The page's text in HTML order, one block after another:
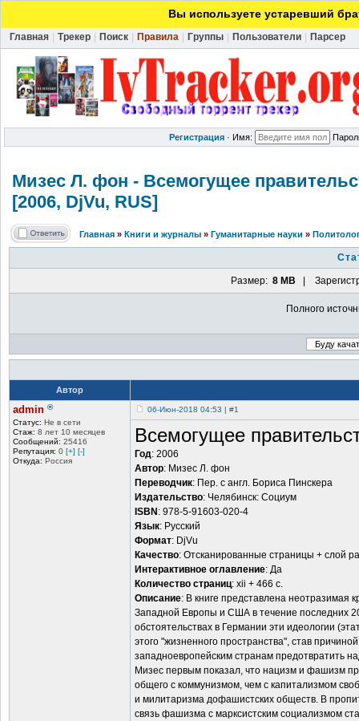
Вы используете устаревший
Главная Трекер Поиск Правила Группы Пользователи Парсер
Регистрация · Имя:
Мизес Л. фон - Всемогущее
[2006, DjVu, RUS]
Главная » Книги и журналы » Гуманитарные науки »
Размер: 8 MB |
Полного
Автор
admin ®
Статус: Не в сети
Стаж: 8 лет 10 месяцев
Сообщений: 25416
Репутация: 0 [+] [-]
Откуда: Россия
06-Июн-2018 04:53 | #1
Всемогущее
Год: 2006
Автор: Мизес Л. фон
Переводчик: Пер. с англ. Бориса Пинскера
Издательство: Челябинск: Социум
ISBN : 978-5-91603-020-4
Язык: Русский
Формат: DjVu
Качество: Отсканированные страницы + слой
Интерактивное оглавление: Да
Количество страниц: xii + 466 с.
Описание: В книге представлена неотразимая
Западной Европы и США в течение последних
обстоятельствах в Германии эти идеологии
этого "жизненного пространства", став
западноевропейским странам предотвратить
Мизес первым показал, что нацизм и фашизм
общего с коммунизмом, чем с капитализмом
и милитаризма дофашистских обществ. В
связь фашизма с марксистским социализмом